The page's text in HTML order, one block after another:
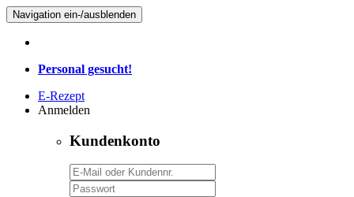
Navigation ein-/ausblenden
Personal gesucht!
E-Rezept
Anmelden
Kundenkonto